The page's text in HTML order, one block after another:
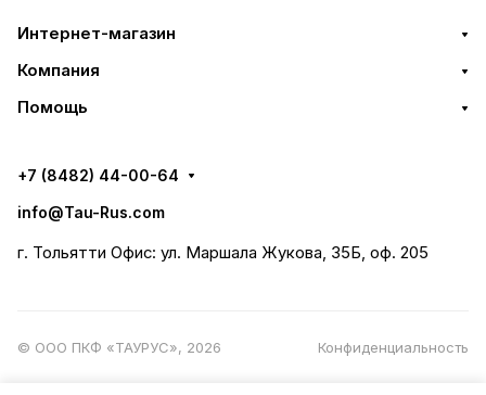
Интернет-магазин
Компания
Помощь
+7 (8482) 44-00-64
info@Tau-Rus.com
г. Тольятти Офис: ул. Маршала Жукова, 35Б, оф. 205
© ООО ПКФ «ТАУРУС», 2026 Конфиденциальность